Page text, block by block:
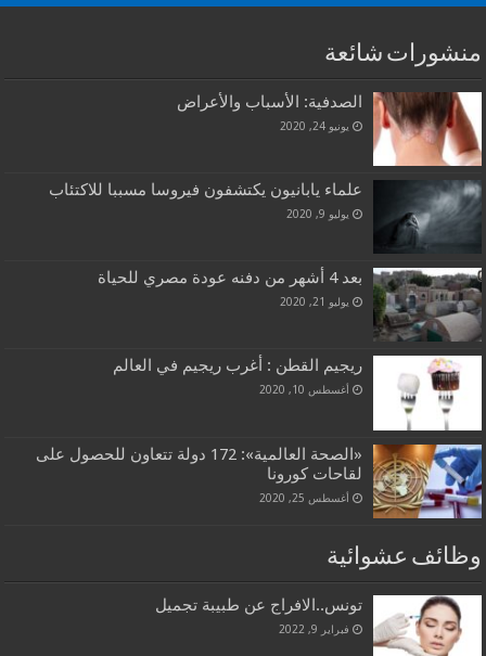
منشورات شائعة
الصدفية: الأسباب والأعراض
يونيو 24, 2020
علماء يابانيون يكتشفون فيروسا مسببا للاكتئاب
يوليو 9, 2020
بعد 4 أشهر من دفنه عودة مصري للحياة
يوليو 21, 2020
ريجيم القطن : أغرب ريجيم في العالم
أغسطس 10, 2020
«الصحة العالمية»: 172 دولة تتعاون للحصول على
لقاحات كورونا
أغسطس 25, 2020
وظائف عشوائية
تونس..الافراج عن طبيبة تجميل
فبراير 9, 2022